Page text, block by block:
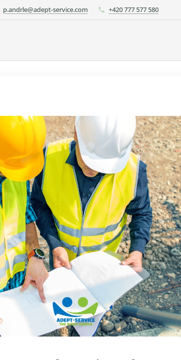
p.andrle@adept-service.com +420 777 577 580